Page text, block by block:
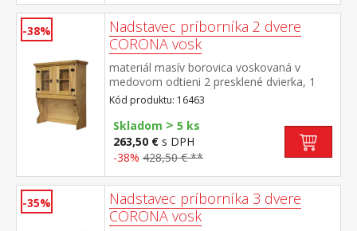
-38%
Nadstavec príborníka 2 dvere
CORONA vosk
materiál masív borovica voskovaná v
medovom odtieni 2 presklené dvierka, 1
polica, kovové ozdobné úchytky vhodný
doplnok ku komode CORONA 16263 alebo
1631 súčasť zostavy Corona
Kód produktu: 16463
Skladom > 5 ks
263,50 € s DPH
-38% 428,50 € **
-35%
Nadstavec príborníka 3 dvere
CORONA vosk